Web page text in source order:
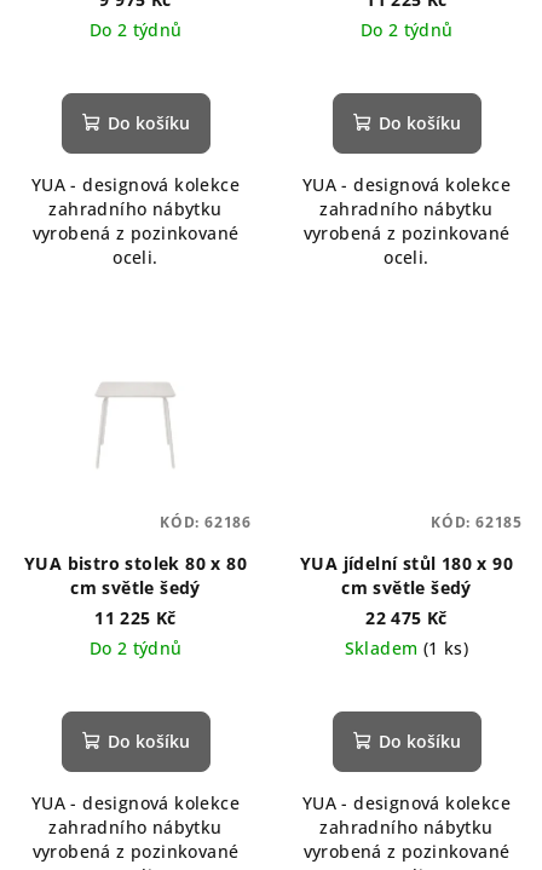
Do 2 týdnů
Do košíku
YUA - designová kolekce
zahradního nábytku
vyrobená z pozinkované
oceli.
Do 2 týdnů
Do košíku
YUA - designová kolekce
zahradního nábytku
vyrobená z pozinkované
oceli.
YUA bistro stolek 80 x 80
cm světle šedý
11 225 Kč
Do 2 týdnů
Do košíku
YUA - designová kolekce
zahradního nábytku
vyrobená z pozinkované
KÓD: 62186
YUA jídelní stůl 180 x 90
cm světle šedý
22 475 Kč
Skladem (1 ks)
Do košíku
YUA - designová kolekce
zahradního nábytku
vyrobená z pozinkované
KÓD: 62185